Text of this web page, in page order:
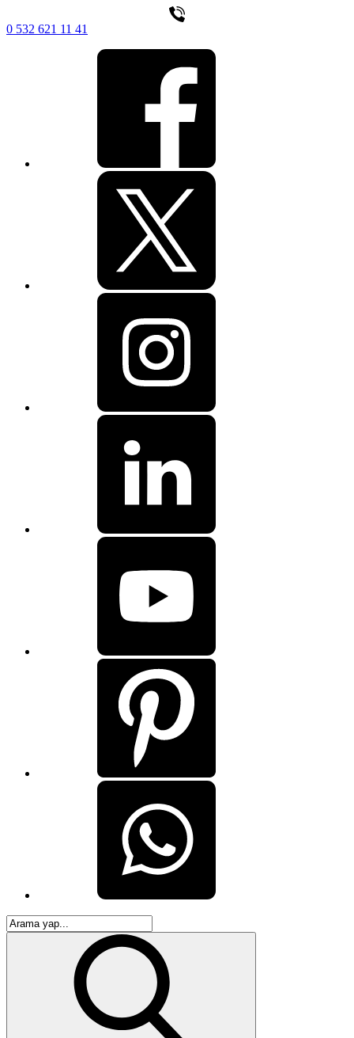
0 532 621 11 41